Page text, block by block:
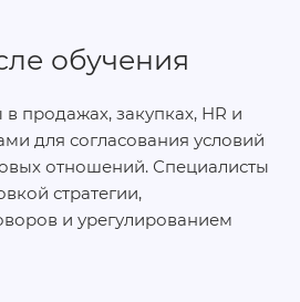
обучения
продажах, закупках, HR и
для согласования условий
отношений. Специалисты
стратегии,
и урегулированием